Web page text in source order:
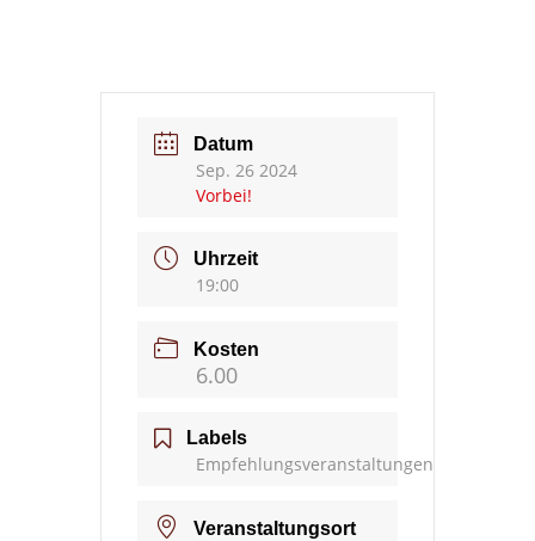
Datum
Sep. 26 2024
Vorbei!
Uhrzeit
19:00
Kosten
6.00
Labels
Empfehlungsveranstaltungen
Veranstaltungsort